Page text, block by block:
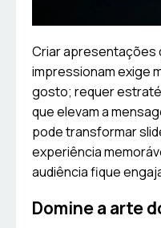
Criar apresentações
impressionam exige
gosto; requer
que elevam a
pode transformar
experiência
audiência fique
Domine a arte